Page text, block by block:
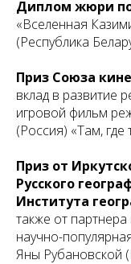
Диплом жюри
«Вселенная
(Республика
Приз Союза
вклад в развитие
игровой фильм
(Россия) «Там, где
Приз от
Русского
Института
также от
научно-
Яны Рубановской